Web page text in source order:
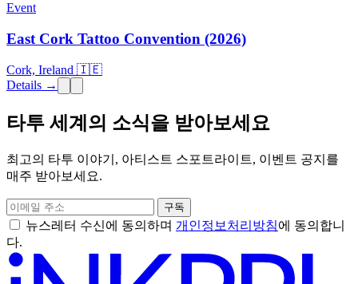
Event
East Cork Tattoo Convention (2026)
Cork, Ireland 🇮🇪
Details →
타투 세계의 소식을 받아보세요
최고의 타투 이야기, 아티스트 스포트라이트, 이벤트 공지를
매주 받아보세요.
구독
뉴스레터 수신에 동의하며 개인정보처리방침에 동의합니
다.